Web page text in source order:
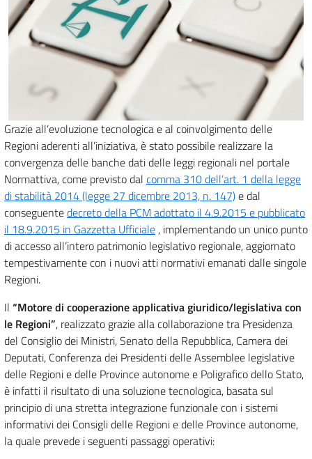
Grazie all’evoluzione tecnologica e al coinvolgimento delle
Regioni aderenti all’iniziativa, è stato possibile realizzare la
convergenza delle banche dati delle leggi regionali nel portale
Normattiva, come previsto dal comma 310 dell’art. 1 della legge
di stabilità 2014 (legge 27 dicembre 2013, n. 147)e dal
conseguentedecreto della PCM adottato il 4.9.2015 e pubblicato
il 18.9.2015 in Gazzetta Ufficiale , implementando un unico punto
di accesso all’intero patrimonio legislativo regionale, aggiornato
tempestivamente con i nuovi atti normativi emanati dalle singole
Regioni.
Il “Motore di cooperazione applicativa giuridico/legislativa con
le Regioni”, realizzato grazie alla collaborazione tra Presidenza
del Consiglio dei Ministri, Senato della Repubblica, Camera dei
Deputati, Conferenza dei Presidenti delle Assemblee legislative
delle Regioni e delle Province autonome e Poligrafico dello Stato,
è infatti il risultato di una soluzione tecnologica, basata sul
principio di una stretta integrazione funzionale con i sistemi
informativi dei Consigli delle Regioni e delle Province autonome,
la quale prevede i seguenti passaggi operativi: